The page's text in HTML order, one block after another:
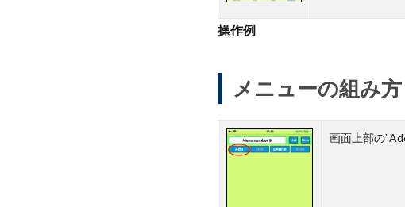
操作例
メニューの組み方
画面上部の